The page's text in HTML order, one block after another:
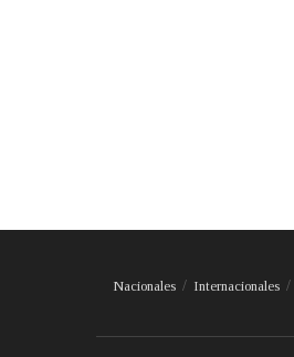
Nacionales Internacionales